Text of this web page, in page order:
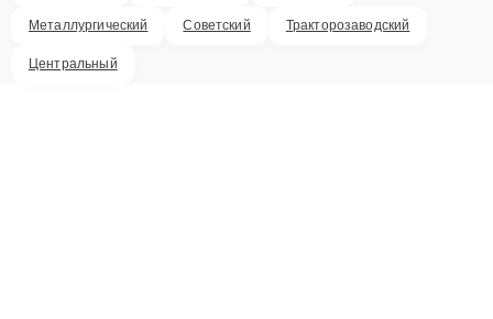
Металлургический Советский Тракторозаводский
Центральный